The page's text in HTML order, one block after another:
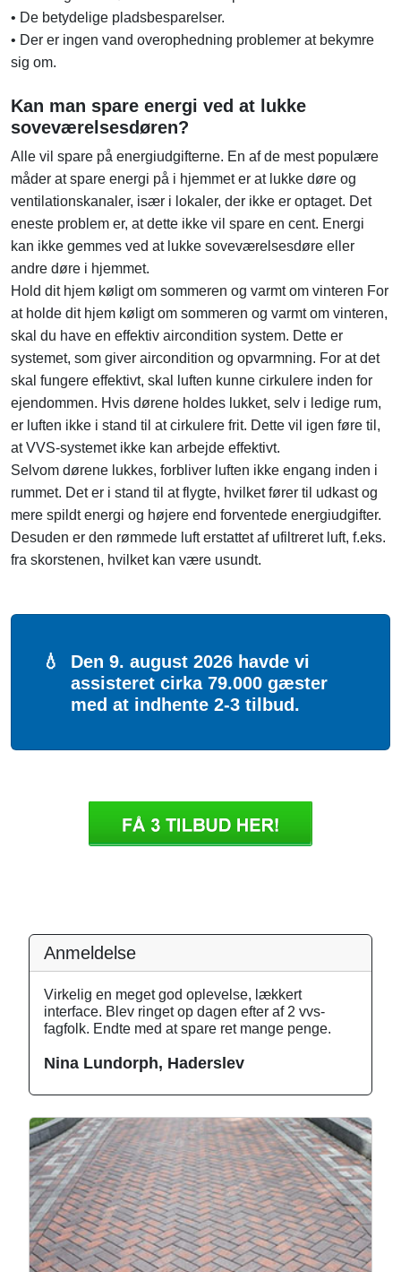
• De betydelige pladsbesparelser.
• Der er ingen vand overophedning problemer at bekymre
sig om.
Kan man spare energi ved at lukke
soveværelsesdøren?
Alle vil spare på energiudgifterne. En af de mest populære
måder at spare energi på i hjemmet er at lukke døre og
ventilationskanaler, især i lokaler, der ikke er optaget. Det
eneste problem er, at dette ikke vil spare en cent. Energi
kan ikke gemmes ved at lukke soveværelsesdøre eller
andre døre i hjemmet.
Hold dit hjem køligt om sommeren og varmt om vinteren For
at holde dit hjem køligt om sommeren og varmt om vinteren,
skal du have en effektiv aircondition system. Dette er
systemet, som giver aircondition og opvarmning. For at det
skal fungere effektivt, skal luften kunne cirkulere inden for
ejendommen. Hvis dørene holdes lukket, selv i ledige rum,
er luften ikke i stand til at cirkulere frit. Dette vil igen føre til,
at VVS-systemet ikke kan arbejde effektivt.
Selvom dørene lukkes, forbliver luften ikke engang inden i
rummet. Det er i stand til at flygte, hvilket fører til udkast og
mere spildt energi og højere end forventede energiudgifter.
Desuden er den rømmede luft erstattet af ufiltreret luft, f.eks.
fra skorstenen, hvilket kan være usundt.
💧 Den 9. august 2026 havde vi
assisteret cirka 79.000 gæster
med at indhente 2-3 tilbud.
Anmeldelse
Virkelig en meget god oplevelse, lækkert
interface. Blev ringet op dagen efter af 2 vvs-
fagfolk. Endte med at spare ret mange penge.
Nina Lundorph, Haderslev